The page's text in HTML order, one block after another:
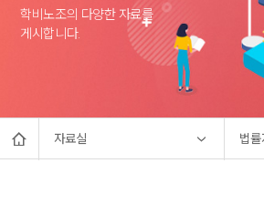
학비노조의 다양한 자료를
게시합니다.
자료실 법률